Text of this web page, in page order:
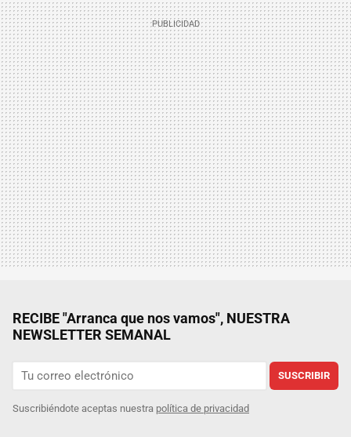
RECIBE "Arranca que nos vamos", NUESTRA
NEWSLETTER SEMANAL
SUSCRIBIR
Suscribiéndote aceptas nuestra política de privacidad